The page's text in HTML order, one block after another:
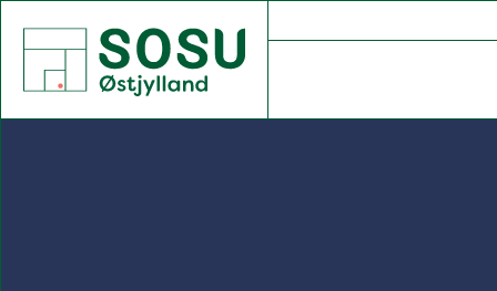
SOSU Østjylland | Gør dig klogere på livet